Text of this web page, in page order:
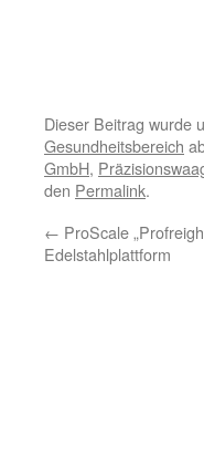
Dieser Beitrag wurde
Gesundheitsbereich
GmbH,
den Permalink.
← ProScale
Edelstahlplattform